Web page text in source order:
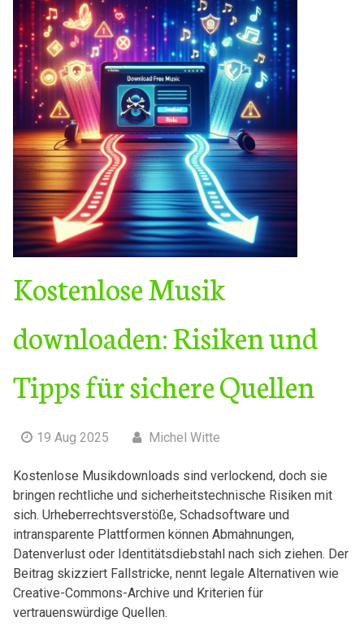
Kostenlose Musik
downloaden: Risiken und
Tipps für sichere Quellen
19 Aug 2025 Michel Witte
Kostenlose Musikdownloads sind ‍verlockend, doch​ sie
bringen rechtliche und sicherheitstechnische Risiken mit
sich. Urheberrechtsverstöße, Schadsoftware ⁤und
intransparente Plattformen können Abmahnungen,
Datenverlust oder Identitätsdiebstahl nach ⁣sich ziehen. Der
Beitrag skizziert Fallstricke, nennt legale Alternativen wie
Creative-Commons-Archive und Kriterien für
vertrauenswürdige Quellen.